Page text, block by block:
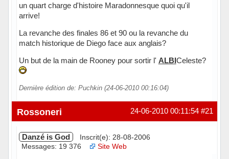
un quart charge d'histoire Maradonnesque quoi qu'il
arrive!
La revanche des finales 86 et 90 ou la revanche du
match historique de Diego face aux anglais?
Un but de la main de Rooney pour sortir l' ALBICeleste?
Dernière édition de: Puchkin (24-06-2010 00:16:04)
Hors ligne #21
24-06-2010 00:11:54
Rossoneri
Danzé is God
Inscrit(e): 28-08-2006
Messages: 19 376
Site Web